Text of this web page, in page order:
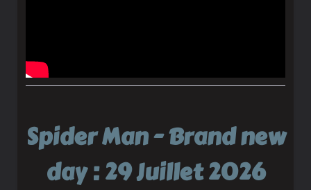
Spider Man - Brand new
day : 29 Juillet 2026